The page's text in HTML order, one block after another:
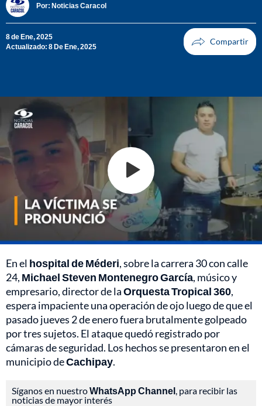
Por: Noticias Caracol
8 de Ene, 2025
Actualizado: 8 De Ene, 2025
En el hospital de Méderi, sobre la carrera 30 con calle
24, Michael Steven Montenegro García, músico y
empresario, director de laOrquesta Tropical 360,
espera impaciente una operación de ojo luego de que el
pasado jueves 2 de enero fuera brutalmente golpeado
por tres sujetos. El ataque quedó registrado por
cámaras de seguridad. Los hechos se presentaron en el
municipio deCachipay.
Síganos en nuestroWhatsApp Channel , para recibir las
noticias de mayor interés